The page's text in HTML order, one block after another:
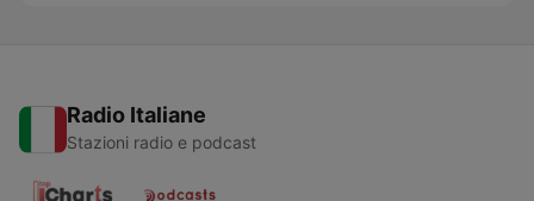
Radio Italiane
Stazioni radio e podcast